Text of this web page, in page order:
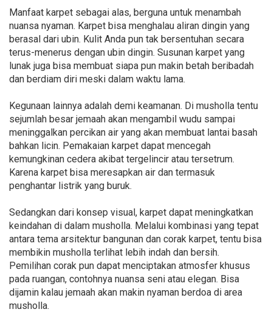
Manfaat karpet sebagai alas, berguna untuk menambah
nuansa nyaman. Karpet bisa menghalau aliran dingin yang
berasal dari ubin. Kulit Anda pun tak bersentuhan secara
terus-menerus dengan ubin dingin. Susunan karpet yang
lunak juga bisa membuat siapa pun makin betah beribadah
dan berdiam diri meski dalam waktu lama.
Kegunaan lainnya adalah demi keamanan. Di musholla tentu
sejumlah besar jemaah akan mengambil wudu sampai
meninggalkan percikan air yang akan membuat lantai basah
bahkan licin. Pemakaian karpet dapat mencegah
kemungkinan cedera akibat tergelincir atau tersetrum.
Karena karpet bisa meresapkan air dan termasuk
penghantar listrik yang buruk.
Sedangkan dari konsep visual, karpet dapat meningkatkan
keindahan di dalam musholla. Melalui kombinasi yang tepat
antara tema arsitektur bangunan dan corak karpet, tentu bisa
membikin musholla terlihat lebih indah dan bersih.
Pemilihan corak pun dapat menciptakan atmosfer khusus
pada ruangan, contohnya nuansa seni atau elegan. Bisa
dijamin kalau jemaah akan makin nyaman berdoa di area
musholla.